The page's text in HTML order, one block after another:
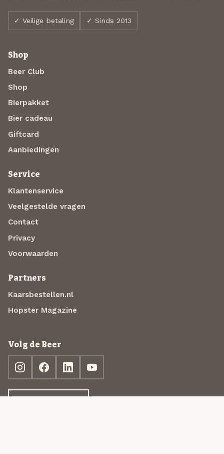
✓ Veilige betaling ✓ Sinds 2013
Shop
Beer Club
Shop
Bierpakket
Bier cadeau
Giftcard
Aanbiedingen
Service
Klantenservice
Veelgestelde vragen
Contact
Privacy
Voorwaarden
Partners
Kaarsbestellen.nl
Hopster Magazine
Volg de Beer